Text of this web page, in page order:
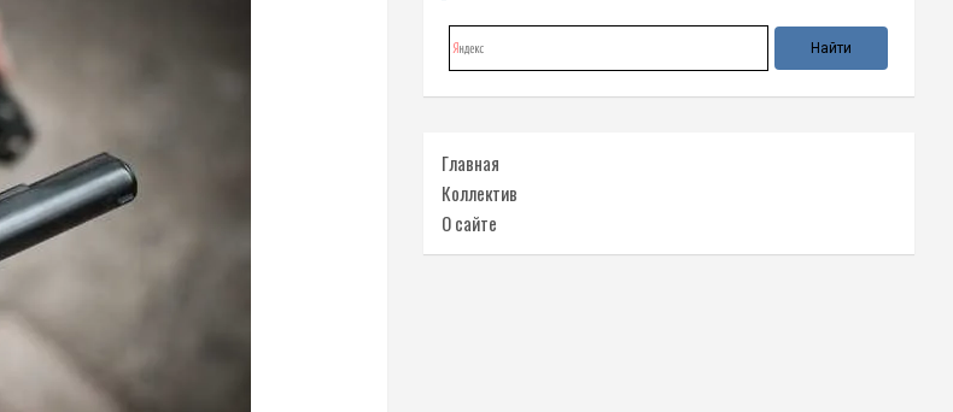
Главная
Коллектив
О сайте